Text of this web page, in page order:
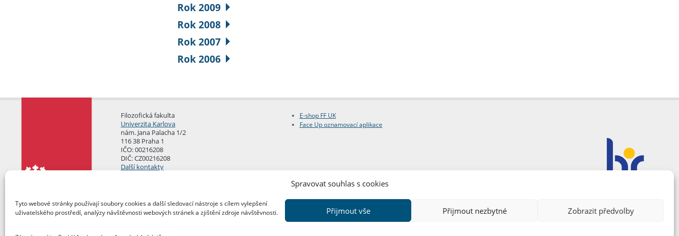
Spravovat souhlas s cookies
Tyto webové stránky používají soubory cookies a další sledovací nástroje s cílem vylepšení
uživatelského prostředí, analýzy návštěvnosti webových stránek a zjištění zdroje návštěvnosti.
Přijmout vše Přijmout nezbytné Zobrazit předvolby
Rok 2009
Rok 2008
Rok 2007
Rok 2006
Filozofická fakulta
Univerzita Karlova
nám. Jana Palacha 1/2
116 38 Praha 1
IČO: 00216208
DIČ: CZ00216208
Další kontakty
E-shop FF UK
Face Up oznamovací aplikace